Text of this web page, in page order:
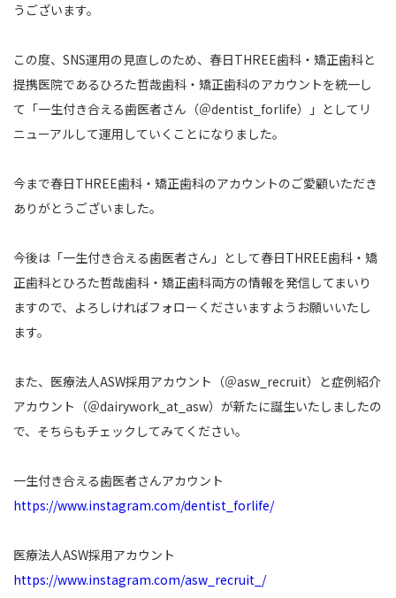
うございます。
この度、SNS運用の見直しのため、春日THREE歯科・矯正歯科と
提携医院であるひろた哲哉歯科・矯正歯科のアカウントを統一し
て「一生付き合える歯医者さん（＠dentist_forlife）」としてリ
ニューアルして運用していくことになりました。
今まで春日THREE歯科・矯正歯科のアカウントのご愛顧いただき
ありがとうございました。
今後は「一生付き合える歯医者さん」として春日THREE歯科・矯
正歯科とひろた哲哉歯科・矯正歯科両方の情報を発信してまいり
ますので、よろしければフォローくださいますようお願いいたし
ます。
また、医療法人ASW採用アカウント（＠asw_recruit）と症例紹介
アカウント（＠dairywork_at_asw）が新たに誕生いたしましたの
で、そちらもチェックしてみてください。
一生付き合える歯医者さんアカウント
https://www.instagram.com/dentist_forlife/
医療法人ASW採用アカウント
https://www.instagram.com/asw_recruit_/